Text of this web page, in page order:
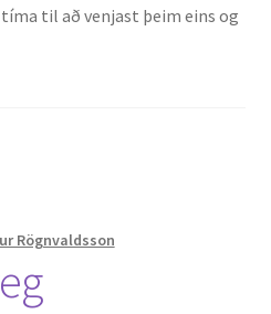
til að venjast þeim eins og
Rögnvaldsson